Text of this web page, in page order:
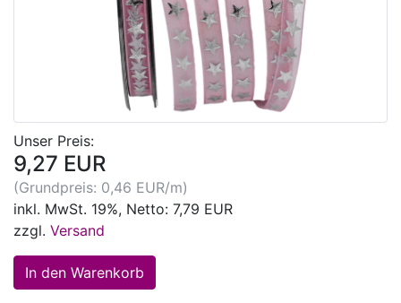
Unser Preis:
9,27 EUR
(Grundpreis: 0,46 EUR/m)
inkl. MwSt. 19%, Netto: 7,79 EUR
zzgl. Versand